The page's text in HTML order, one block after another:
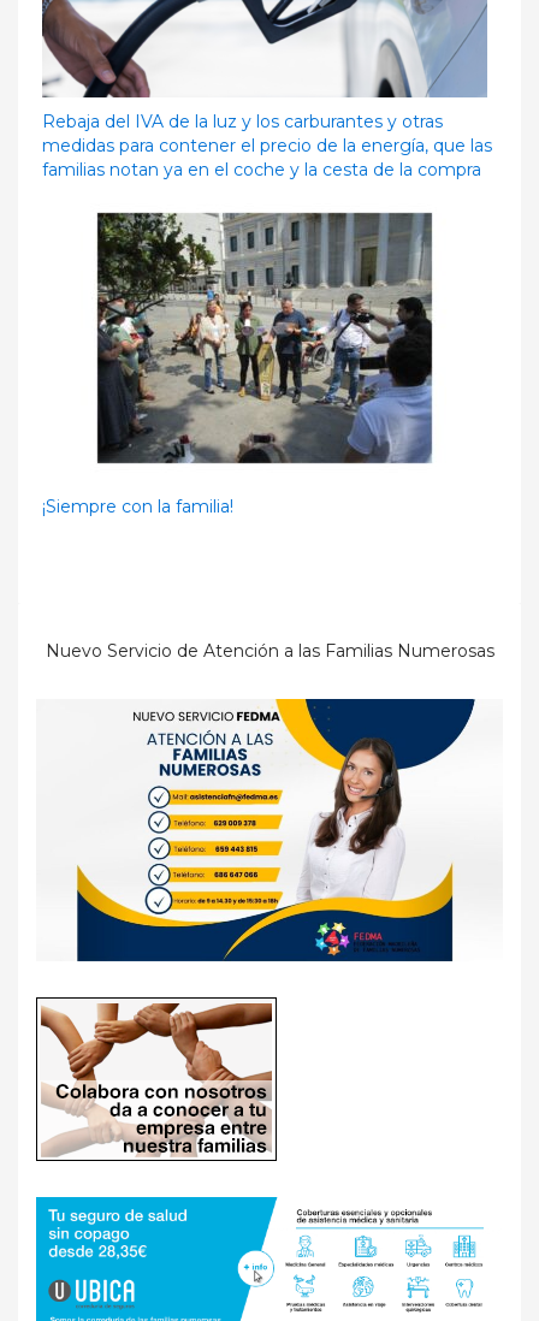
Rebaja del IVA de la luz y los carburantes y otras
medidas para contener el precio de la energía, que las
familias notan ya en el coche y la cesta de la compra
¡Siempre con la familia!
Nuevo Servicio de Atención a las Familias Numerosas